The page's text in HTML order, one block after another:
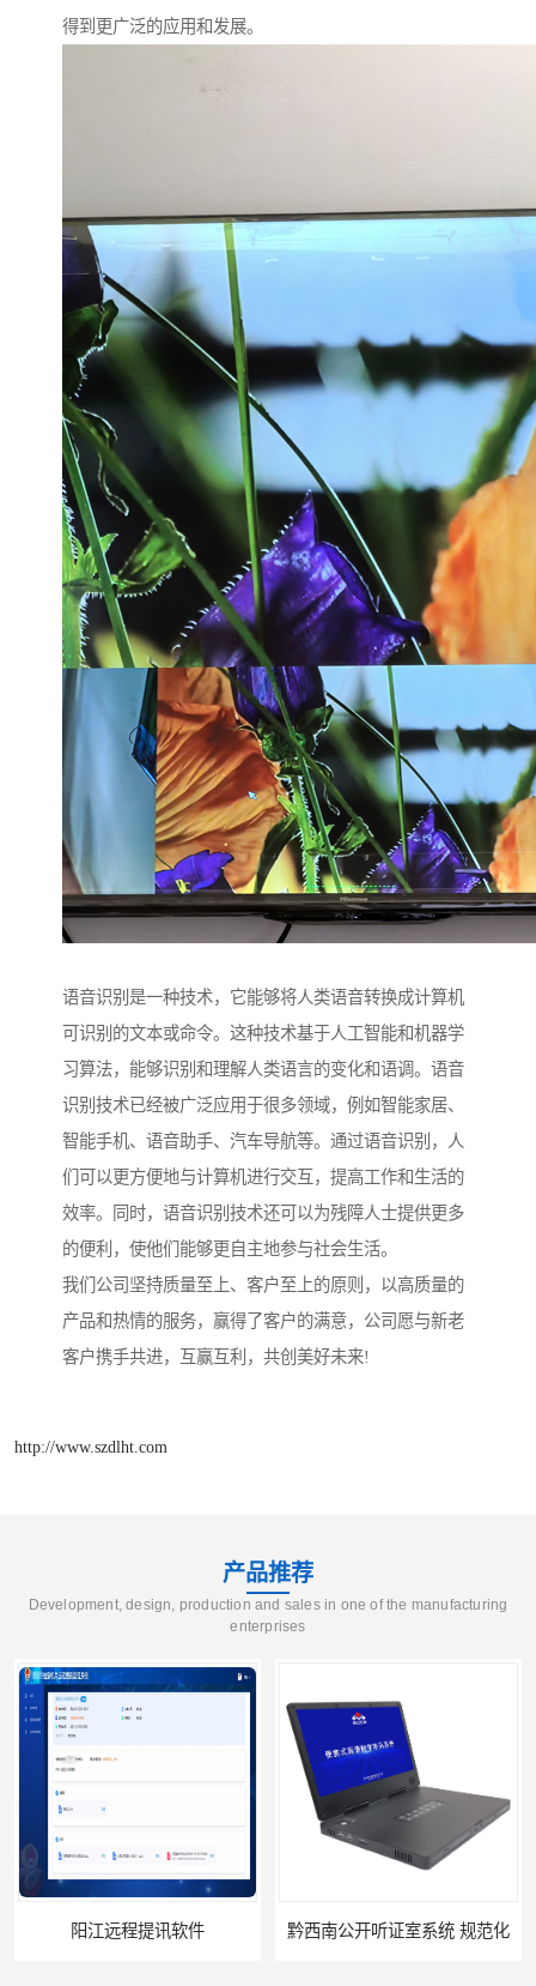
得到更广泛的应用和发展。
语音识别是一种技术，它能够将人类语音转换成计算机
可识别的文本或命令。这种技术基于人工智能和机器学
习算法，能够识别和理解人类语言的变化和语调。语音
识别技术已经被广泛应用于很多领域，例如智能家居、
智能手机、语音助手、汽车导航等。通过语音识别，人
们可以更方便地与计算机进行交互，提高工作和生活的
效率。同时，语音识别技术还可以为残障人士提供更多
的便利，使他们能够更自主地参与社会生活。
我们公司坚持质量至上、客户至上的原则，以高质量的
产品和热情的服务，赢得了客户的满意，公司愿与新老
客户携手共进，互赢互利，共创美好未来!
http://www.szdlht.com
产品推荐
Development, design, production and sales in one of the manufacturing
enterprises
阳江远程提讯软件 黔西南公开听证室系统 规范化